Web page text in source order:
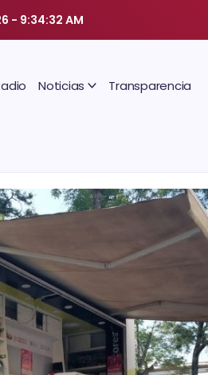
- 9:34:33 AM
Noticias Transparencia